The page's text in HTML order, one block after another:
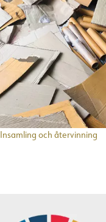
Insamling och återvinning